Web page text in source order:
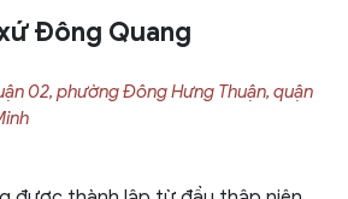
Đông Quang
02, phường Đông Hưng Thuận, quận